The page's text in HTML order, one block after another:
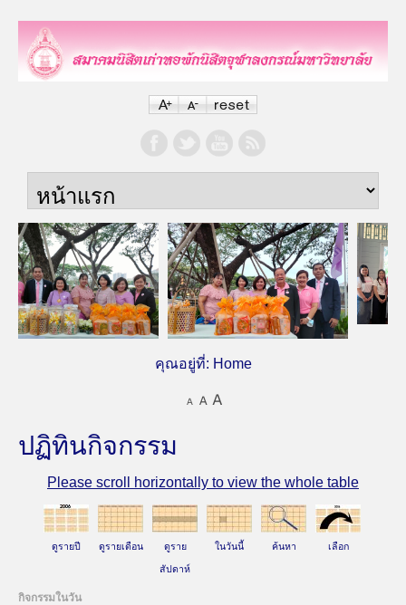
คุณอยู่ที่: Home
ปฏิทินกิจกรรม
ดูรายปี ดูรายเดือน ดูราย
สัปดาห์
ในวันนี้ ค้นหา เลือก
กิจกรรมในวัน